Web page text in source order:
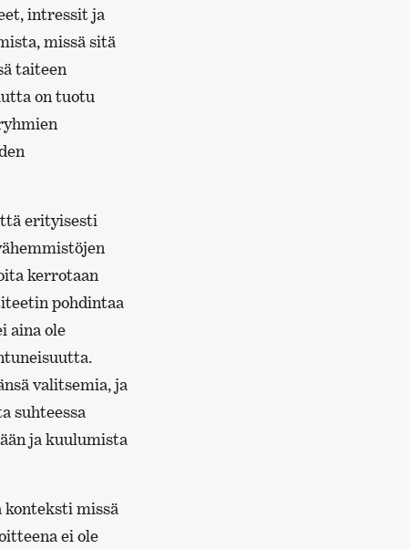
intressit ja
missä sitä
taiteen
on tuotu
erityisesti
kerrotaan
pohdintaa
aina ole
valitsemia, ja
suhteessa
ja kuulumista
missä
ei ole